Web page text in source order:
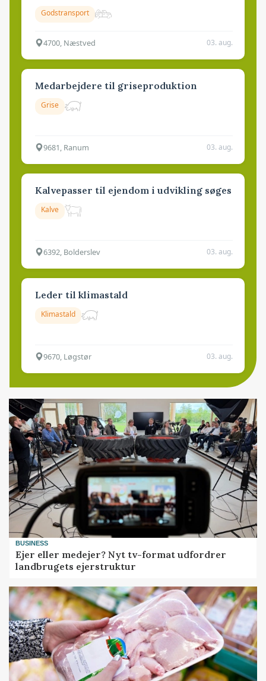
Godstransport
4700, Næstved 03. aug.
Medarbejdere til griseproduktion
Grise
9681, Ranum 03. aug.
Kalvepasser til ejendom i udvikling søges
Kalve
6392, Bolderslev 03. aug.
Leder til klimastald
Klimastald
9670, Løgstør 03. aug.
BUSINESS
Ejer eller medejer? Nyt tv-format udfordrer
landbrugets ejerstruktur